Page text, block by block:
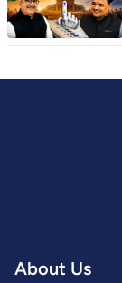
About Us